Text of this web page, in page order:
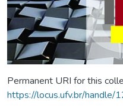
Permanent URI for this
https://locus.ufv.br/